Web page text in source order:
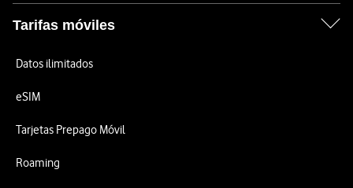
Tarifas móviles
Datos ilimitados
eSIM
Tarjetas Prepago Móvil
Roaming